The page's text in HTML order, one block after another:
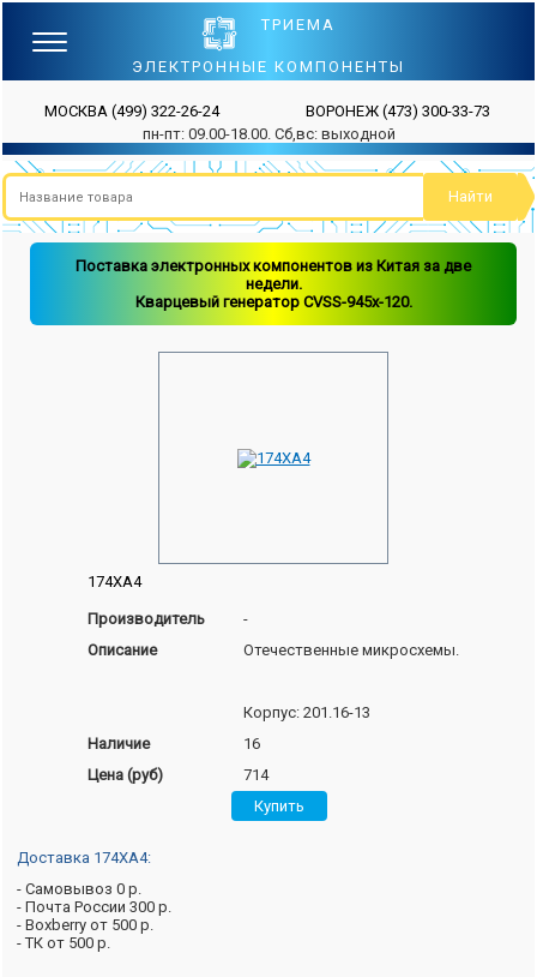
ТРИЕМА
ЭЛЕКТРОННЫЕ КОМПОНЕНТЫ
МОСКВА (499) 322-26-24 ВОРОНЕЖ (473) 300-33-73
пн-пт: 09.00-18.00. Сб,вс: выходной
Поставка электронных компонентов из Китая за две
недели.
Кварцевый генератор CVSS-945x-120.
174ХА4
Производитель
-
Описание
Отечественные микросхемы.
Корпус: 201.16-13
Наличие
16
Цена (руб)
714
Доставка 174ХА4:
- Самовывоз 0 р.
- Почта России 300 р.
- Boxberry от 500 р.
- ТК от 500 р.